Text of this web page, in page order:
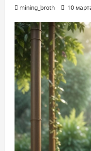
mining_broth 10